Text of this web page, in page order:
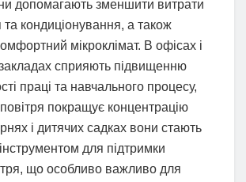
допомагають зменшити витрати
кондиціонування, а також
мікроклімат. В офісах і
сприяють підвищенню
праці та навчального процесу,
покращує концентрацію
і дитячих садках вони стають
для підтримки
що особливо важливо для